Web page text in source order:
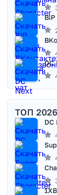
DC
ТОП 2026
DC